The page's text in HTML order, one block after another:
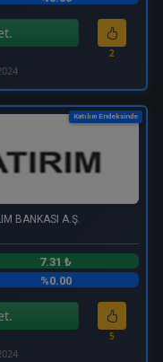
2
Katılım Endeksinde
BANKASI A.Ş.
7.31 ₺
%0.00
5